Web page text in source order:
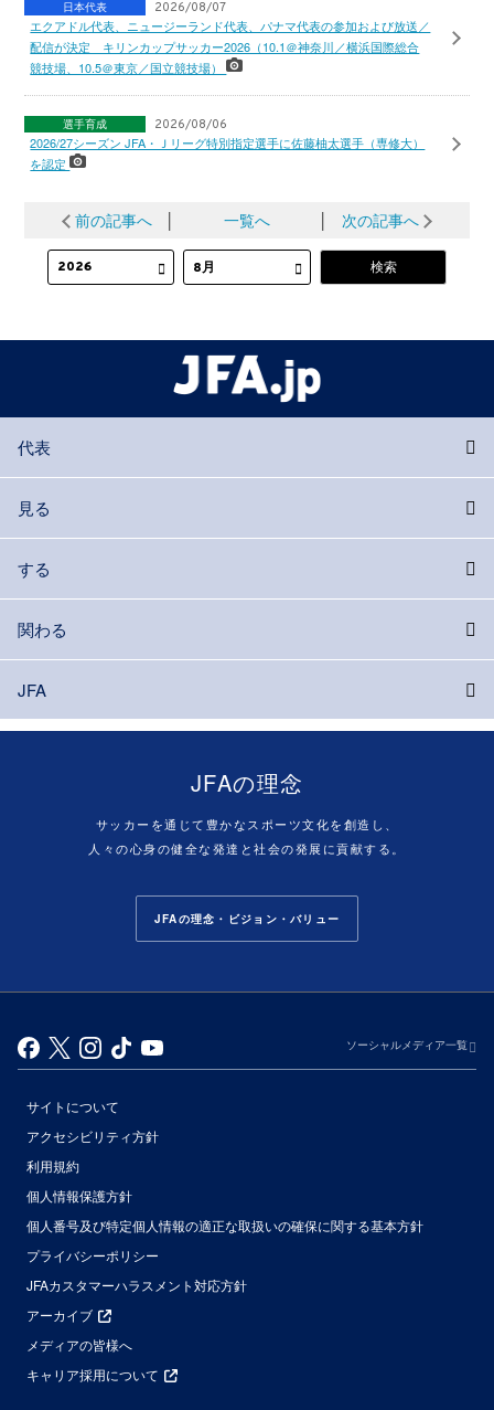
日本代表 2026/08/07
エクアドル代表、ニュージーランド代表、パナマ代表の参加および放送／
配信が決定 キリンカップサッカー2026（10.1＠神奈川／横浜国際総合
競技場、10.5＠東京／国立競技場）
選手育成 2026/08/06
2026/27シーズン JFA・Ｊリーグ特別指定選手に佐藤柚太選手（専修大）
を認定
前の記事へ 一覧へ 次の記事へ
代表
見る
する
関わる
JFA
JFAの理念
サッカーを通じて豊かなスポーツ文化を創造し、
人々の心身の健全な発達と社会の発展に貢献する。
JFAの理念・ビジョン・バリュー
ソーシャルメディア一覧
サイトについて
アクセシビリティ方針
利用規約
個人情報保護方針
個人番号及び特定個人情報の適正な取扱いの確保に関する基本方針
プライバシーポリシー
JFAカスタマーハラスメント対応方針
アーカイブ
メディアの皆様へ
キャリア採用について